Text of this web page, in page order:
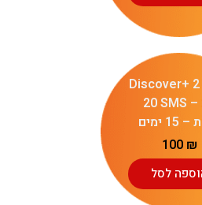
Discover+ 2
20 SMS –
ימים
100 ₪
לסל